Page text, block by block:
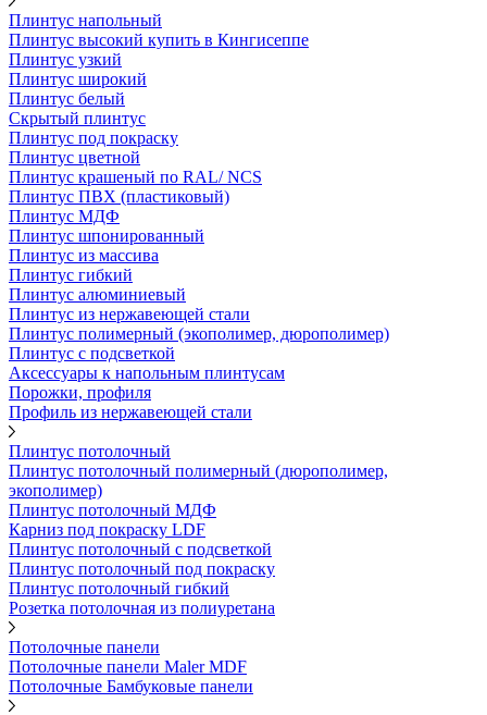
Плинтус напольный
Плинтус высокий купить в Кингисеппе
Плинтус узкий
Плинтус широкий
Плинтус белый
Скрытый плинтус
Плинтус под покраску
Плинтус цветной
Плинтус крашеный по RAL/ NCS
Плинтус ПВХ (пластиковый)
Плинтус МДФ
Плинтус шпонированный
Плинтус из массива
Плинтус гибкий
Плинтус алюминиевый
Плинтус из нержавеющей стали
Плинтус полимерный (экополимер, дюрополимер)
Плинтус с подсветкой
Аксессуары к напольным плинтусам
Порожки, профиля
Профиль из нержавеющей стали
Плинтус потолочный
Плинтус потолочный полимерный (дюрополимер,
экополимер)
Плинтус потолочный МДФ
Карниз под покраску LDF
Плинтус потолочный с подсветкой
Плинтус потолочный под покраску
Плинтус потолочный гибкий
Розетка потолочная из полиуретана
Потолочные панели
Потолочные панели Maler MDF
Потолочные Бамбуковые панели